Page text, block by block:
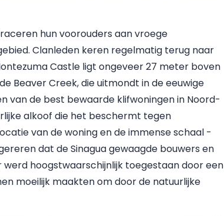
hun voorouders aan vroege
Clanleden keren regelmatig terug naar
Castle ligt ongeveer 27 meter boven
Beaver Creek, die uitmondt in de eeuwige
van de best bewaarde klifwoningen in Noord-
alkoof die het beschermt tegen
van de woning en de immense schaal -
dat de Sinagua gewaagde bouwers en
hoogstwaarschijnlijk toegestaan door een
moeilijk maakten om door de natuurlijke